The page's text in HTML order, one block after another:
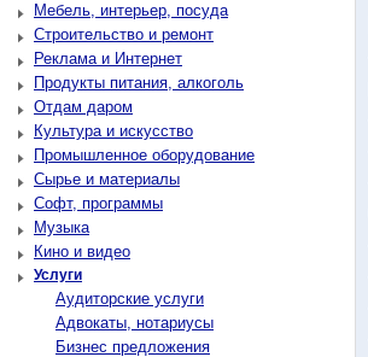
Мебель, интерьер, посуда
Строительство и ремонт
Реклама и Интернет
Продукты питания, алкоголь
Отдам даром
Культура и искусство
Промышленное оборудование
Сырье и материалы
Софт, программы
Музыка
Кино и видео
Услуги
Аудиторские услуги
Адвокаты, нотариусы
Бизнес предложения